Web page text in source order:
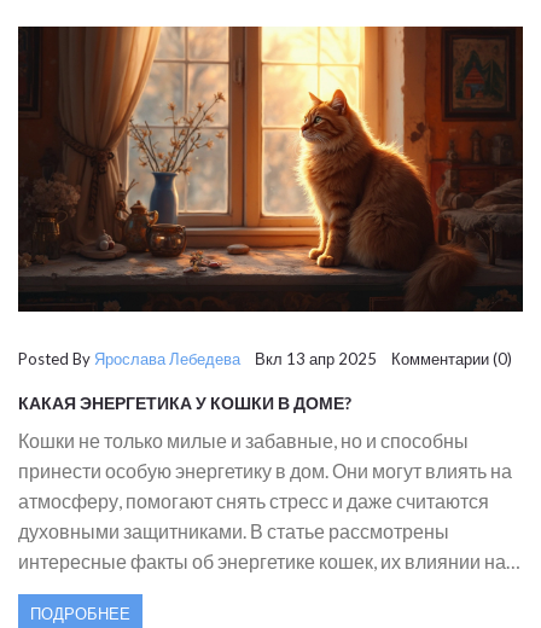
Posted By Ярослава Лебедева Вкл 13 апр 2025 Комментарии (0)
КАКАЯ ЭНЕРГЕТИКА У КОШКИ В ДОМЕ?
Кошки не только милые и забавные, но и способны
принести особую энергетику в дом. Они могут влиять на
атмосферу, помогают снять стресс и даже считаются
духовными защитниками. В статье рассмотрены
интересные факты об энергетике кошек, их влиянии на
человека и советы по уходу, чтобы ваш пушистый друг
всегда был здоров и счастлив.
ПОДРОБНЕЕ